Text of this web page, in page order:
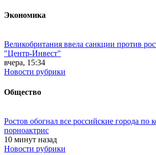
Экономика
Великобритания ввела санкции против
"Центр-Инвест"
вчера, 15:34
Новости рубрики
Общество
Ростов обогнал все российские города по
порноактрис
10 минут назад
Новости рубрики